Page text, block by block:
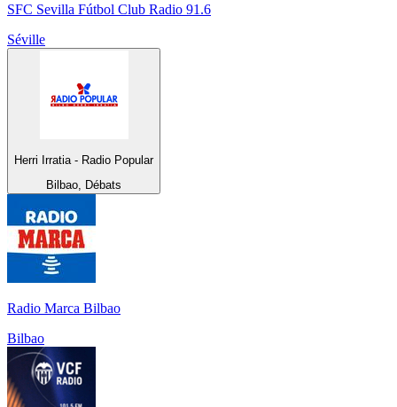
SFC Sevilla Fútbol Club Radio 91.6
Séville
Herri Irratia - Radio Popular
Bilbao, Débats
Radio Marca Bilbao
Bilbao